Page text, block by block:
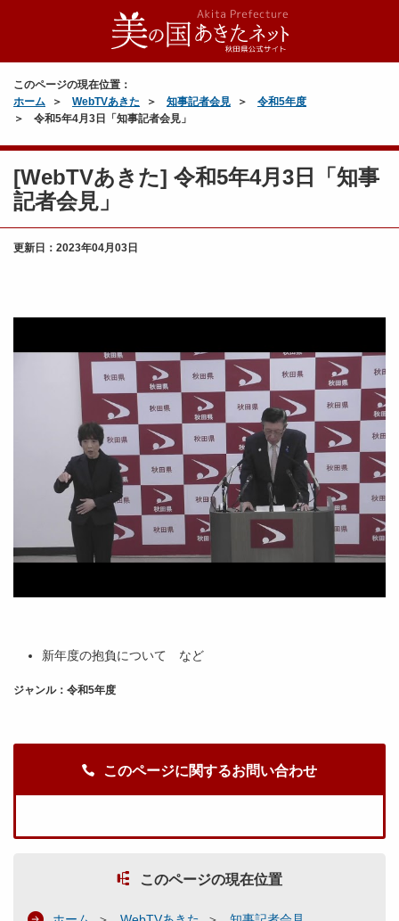
このページの現在位置：
ホーム
WebTVあきた 知事記者会見
令和5年度
令和5年4月3日「知事記者会見」
[WebTVあきた] 令和5年4月3日「知事
記者会見」
更新日： 2023年04月03日
新年度の抱負について など
ジャンル：令和5年度
このページに関するお問い合わせ
このページの現在位置